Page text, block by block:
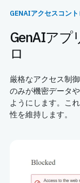
GENAIアクセスコン
GenAIアプ
ロ
厳格なアクセス制
のみが機密データ
ようにします。こ
性を維持します。